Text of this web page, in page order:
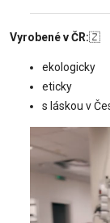
Vyrobené v ČR:🇿
ekologicky
eticky
s láskou v